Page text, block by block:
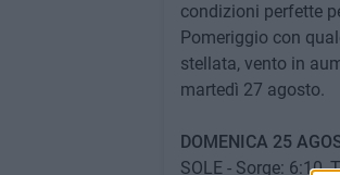
condizioni perfette
Pomeriggio con
stellata, vento in
martedì 27 agosto.
DOMENICA 25
SOLE - Sorge: 6:10,